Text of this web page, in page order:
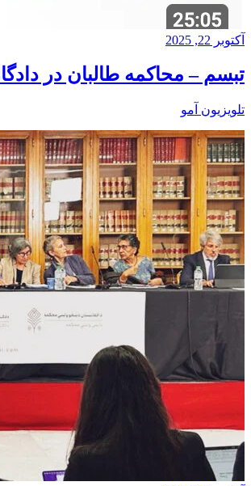
آکتوبر 22, 2025
تبسم – محاکمه طالبان در
تلویزیون آمو